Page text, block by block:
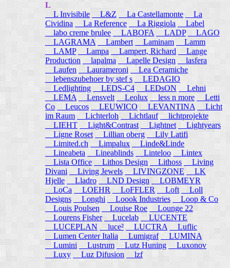
L
L Invisibile
L&Z La Castellamonte
La
Cividina
La Reference La Riggiola
Label
labo creme brulee
LABOFA LADP
LAGO
LAGRAMA
Lambert Laminam
Lamm
LAMP
Lampa Lampert, Richard
Lange
Production
lapalma Lapelle Design
lasfera
Laufen
Laurameroni
Lea Ceramiche
lebenszubehoer by stef s
LEDAGIO
Ledlighting
LEDS-C4 LEDsON
Lehni
LEMA
Lensvelt Leolux less n more
Letti
Co
Leucos LEUWICO LEVANTINA
Licht
im Raum
Lichterloh Lichtlauf lichtprojekte
LIEHT
Light&Contrast Lightnet
Lightyears
Ligne Roset
Lillian oberg
Lily Latifi
Limited.ch
Limpalux
Linde&Linde
Lineabeta
Lineablinds Linteloo
Lintex
Lista Office Lithos Design Lithoss
Living
Divani
Living Jewels LIVINGZONE
LK
Hjelle
Lladro LND Design
LOBMEYR
LoCa
LOEHR LoFFLER Loft
Loll
Designs
Longhi Loook Industries
Loop & Co
Louis Poulsen
Louise Roe
Lounge 22
Lourens Fisher
Lucelab
LUCENTE
LUCEPLAN
luce² LUCTRA
Luflic
Lumen Center Italia
Lumigraf
LUMINA
Lumini
Lustrum Lutz Huning
Luxonov
Luxy
Luz Difusion lzf